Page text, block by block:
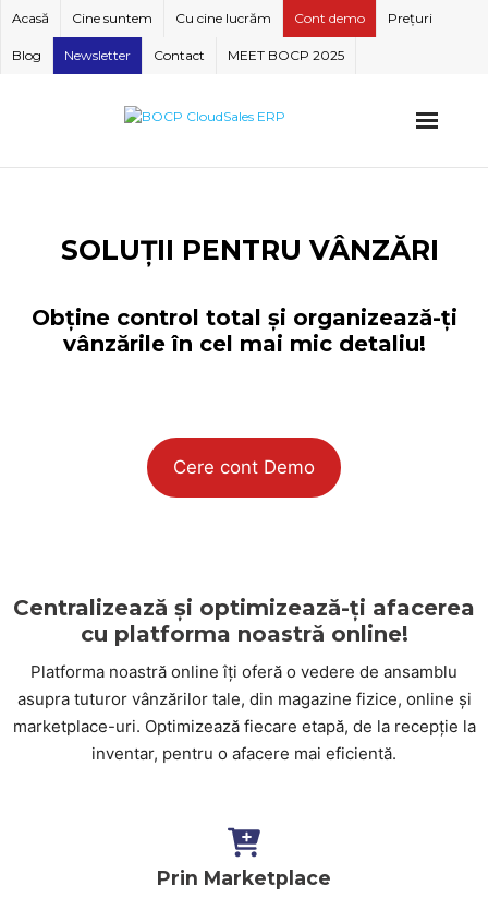
Skip
content
Acasă Cine suntem Cu cine lucrăm Cont demo Prețuri
Blog Newsletter Contact MEET BOCP 2025
SOLUȚII PENTRU VÂNZĂRI
Obține control total și organizează-ți
vânzările în cel mai mic detaliu!
Cere cont Demo
Centralizează și optimizează-ți afacerea
cu platforma noastră online!
Platforma noastră online îți oferă o vedere de ansamblu
asupra tuturor vânzărilor tale, din magazine fizice, online și
marketplace-uri. Optimizează fiecare etapă, de la recepție la
inventar, pentru o afacere mai eficientă.
Prin Marketplace